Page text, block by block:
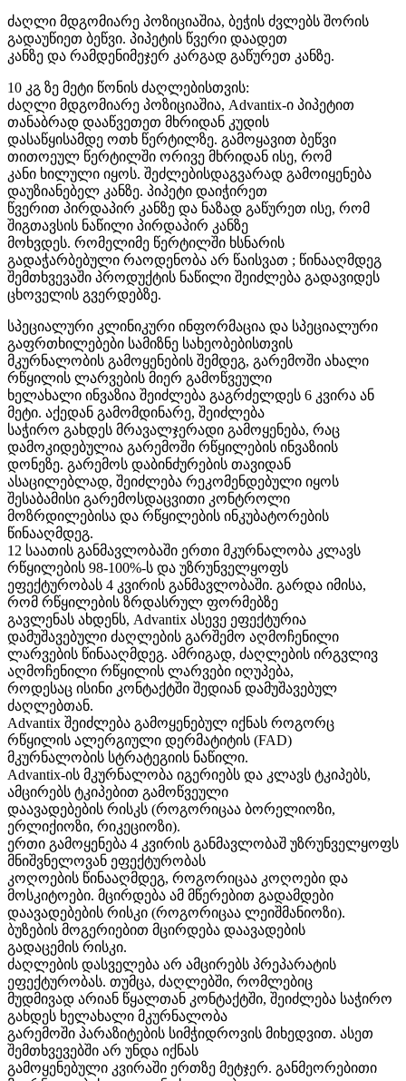
ძაღლი მდგომიარე პოზიციაშია, ბეჭის ძვლებს შორის
გადაუწიეთ ბეწვი. პიპეტის წვერი დაადეთ
კანზე და რამდენიმეჯერ კარგად გაწურეთ კანზე.
10 კგ ზე მეტი წონის ძაღლებისთვის:
ძაღლი მდგომიარე პოზიციაშია, Advantix-ი პიპეტით
თანაბრად დააწვეთეთ მხრიდან კუდის
დასაწყისამდე ოთხ წერტილზე. გამოყავით ბეწვი
თითოეულ წერტილში ორივე მხრიდან ისე, რომ
კანი ხილული იყოს. შეძლებისდაგვარად გამოიყენება
დაუზიანებელ კანზე. პიპეტი დაიჭირეთ
წვერით პირდაპირ კანზე და ნაზად გაწურეთ ისე, რომ
შიგთავსის ნაწილი პირდაპირ კანზე
მოხვდეს. რომელიმე წერტილში ხსნარის
გადაჭარბებული რაოდენობა არ წაისვათ ; წინააღმდეგ
შემთხვევაში პროდუქტის ნაწილი შეიძლება გადავიდეს
ცხოველის გვერდებზე.
სპეციალური კლინიკური ინფორმაცია და სპეციალური
გაფრთხილებები სამიზნე სახეობებისთვის
მკურნალობის გამოყენების შემდეგ, გარემოში ახალი
რწყილის ლარვების მიერ გამოწვეული
ხელახალი ინვაზია შეიძლება გაგრძელდეს 6 კვირა ან
მეტი. აქედან გამომდინარე, შეიძლება
საჭირო გახდეს მრავალჯერადი გამოყენება, რაც
დამოკიდებულია გარემოში რწყილების ინვაზიის
დონეზე. გარემოს დაბინძურების თავიდან
ასაცილებლად, შეიძლება რეკომენდებული იყოს
შესაბამისი გარემოსდაცვითი კონტროლი
მოზრდილებისა და რწყილების ინკუბატორების
წინააღმდეგ.
12 საათის განმავლობაში ერთი მკურნალობა კლავს
რწყილების 98-100%-ს და უზრუნველყოფს
ეფექტურობას 4 კვირის განმავლობაში. გარდა იმისა,
რომ რწყილების ზრდასრულ ფორმებზე
გავლენას ახდენს, Advantix ასევე ეფექტურია
დამუშავებული ძაღლების გარშემო აღმოჩენილი
ლარვების წინააღმდეგ. ამრიგად, ძაღლების ირგვლივ
აღმოჩენილი რწყილის ლარვები იღუპება,
როდესაც ისინი კონტაქტში შედიან დამუშავებულ
ძაღლებთან.
Advantix შეიძლება გამოყენებულ იქნას როგორც
რწყილის ალერგიული დერმატიტის (FAD)
მკურნალობის სტრატეგიის ნაწილი.
Advantix-ის მკურნალობა იგერიებს და კლავს ტკიპებს,
ამცირებს ტკიპებით გამოწვეული
დაავადებების რისკს (როგორიცაა ბორელიოზი,
ერლიქიოზი, რიკეციოზი).
ერთი გამოყენება 4 კვირის განმავლობაშ უზრუნველყოფს
მნიშვნელოვან ეფექტურობას
კოღოების წინააღმდეგ, როგორიცაა კოღოები და
მოსკიტოები. მცირდება ამ მწერებით გადამდები
დაავადებების რისკი (როგორიცაა ლეიშმანიოზი).
ბუზების მოგერიებით მცირდება დაავადების
გადაცემის რისკი.
ძაღლების დასველება არ ამცირებს პრეპარატის
ეფექტურობას. თუმცა, ძაღლებში, რომლებიც
მუდმივად არიან წყალთან კონტაქტში, შეიძლება საჭირო
გახდეს ხელახალი მკურნალობა
გარემოში პარაზიტების სიმჭიდროვის მიხედვით. ასეთ
შემთხვევებში არ უნდა იქნას
გამოყენებული კვირაში ერთზე მეტჯერ. განმეორებითი